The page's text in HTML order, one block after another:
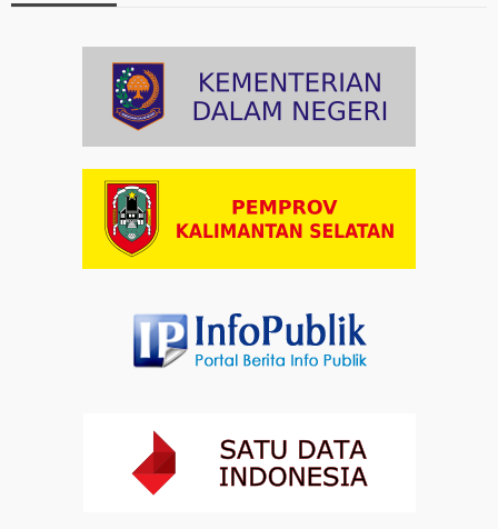
Protestan di Monas
Artikel
Paduan Suara yang Menyatukan Harapan untuk
Indonesia
Dalam Zikir dan Doa Kebangsaan, Tio Menemukan
Makna Keberagaman
Artikel 01-08-2026 18:00
Kebangsaan di Monas
31-07-2026 16:04
Pandang terhadap Penyandang Disabilitas